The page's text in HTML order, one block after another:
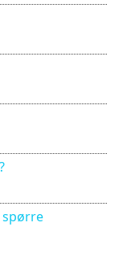
spørre